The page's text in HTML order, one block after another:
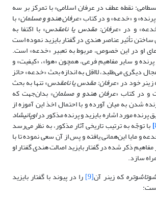
بسطامی: نقطه عطف در عرفان اسلامی» با تمرکز بر سه
و «خدعه» و در کتاب «عرفان هندو و مسلمان» با
و در «عرفان: مقدس یا نامقدس» با اکتفا به
تأثیر عناصر هندی در گفتار بایزید نموده است
او در این خصوص، مربوط به تعبیر «خدعه» است.
و سایر مفاهیم فرعی، همچون «هوا»، «کیفیت» و
دیگری می‌طلبد، لااقل به اندازه بحث «خدعه» حائز
خود در «عرفان: مقدس یا نامقدس» تنها به بحث
و در کتاب «عرفان هندو و مسلمان» بدان‌جهت که
شدن به میان آورده و با احتمال اخذ این آموزه از
پرنده مورد اشاره بایزید و پرنده مذکور دراوپانیشاد
با توجّه به ترتیب تاریخی آثار مذکور، به نظر می‌رسد
و مایا این‌همانی یافته و پس از آن سعی نموده تا با
ذکر شده در گفتار بایزید اصالت هندی گفتار او
سازد.
که زینر آن[9] را در پیوند با گفتار بایزید